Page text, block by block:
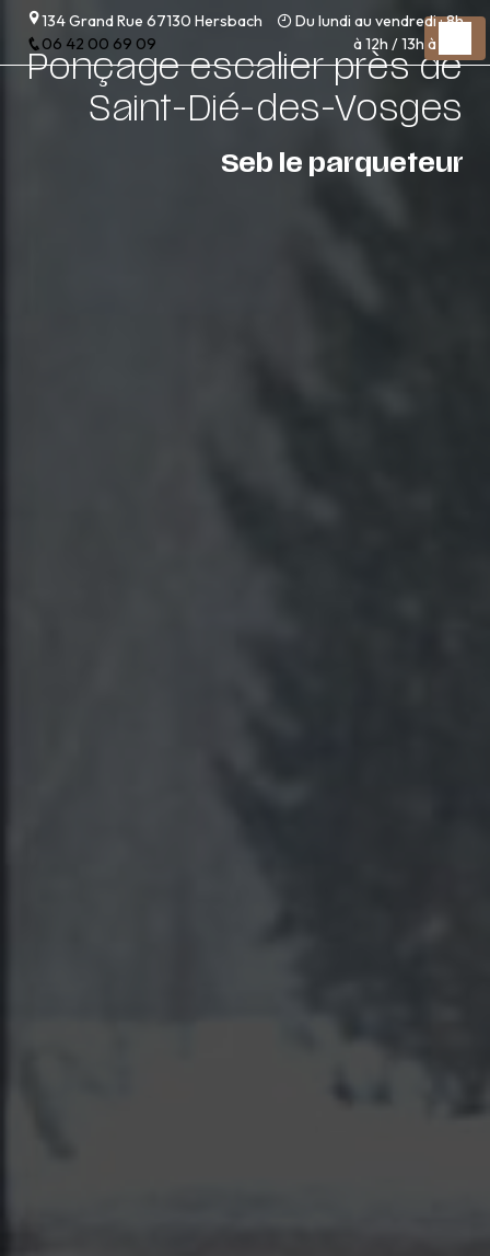
134 Grand Rue 67130 Hersbach
06 42 00 69 09
Du lundi au vendredi : 8h
à 12h / 13h à 17h
Ponçage escalier près de
Saint-Dié-des-Vosges
Seb le parqueteur
Panneau de gestion des cookies